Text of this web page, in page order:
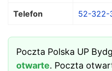
Telefon 52-322-
Poczta Polska UP
otwarte. Poczta